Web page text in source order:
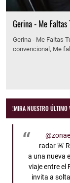
Gerina - Me Faltas
Gerina - Me Faltas
convencional, Me
!MIRA NUESTRO ÚLTIMO
radar 🚨
a una nueva
viaje entre el
invita a